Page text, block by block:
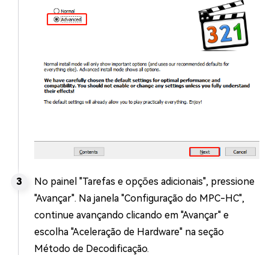
No painel "Tarefas e opções adicionais", pressione
"Avançar". Na janela "Configuração do MPC-HC",
continue avançando clicando em "Avançar" e
escolha "Aceleração de Hardware" na seção
Método de Decodificação.